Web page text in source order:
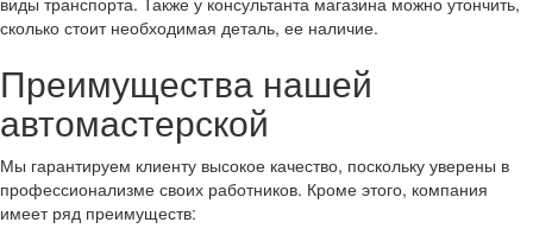
сколько стоит необходимая деталь, ее наличие.
Преимущества нашей
автомастерской
Мы гарантируем клиенту высокое качество, поскольку уверены в
профессионализме своих работников. Кроме этого, компания
имеет ряд преимуществ: